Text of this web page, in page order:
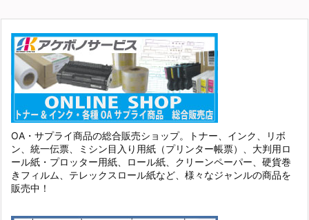
OA・サプライ商品の総合販売ショップ。トナー、インク、リボ
ン、統一伝票、ミシン目入り用紙（プリンター帳票）、大判用ロ
ール紙・プロッター用紙、ロール紙、クリーンペーパー、硬貨巻
きフィルム、テレックスロール紙など、様々なジャンルの商品を
販売中！